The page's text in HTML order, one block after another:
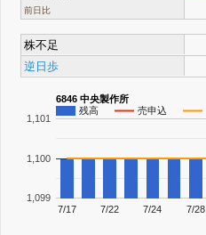
前日比
株不足
逆日歩
6846 中央製作所
残高
売申込
7/17 7/22 7/24 7/28
1,099
1,100
1,101